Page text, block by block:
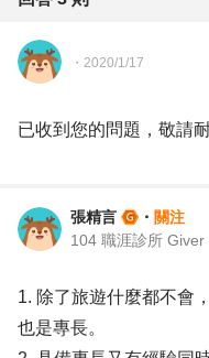
・ 2020/1/17
已收到您的問題，敬請
張精言 ・ 關注
104 職涯診所 Giver
1. 除了旅遊什麼都不會
也是專長。